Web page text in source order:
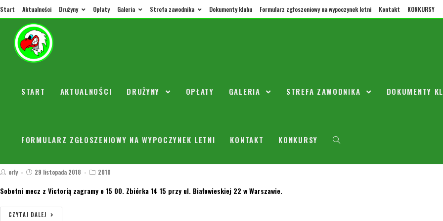
Start Aktualności Drużyny Opłaty Galeria Strefa zawodnika Dokumenty klubu Formularz zgłoszeniowy na wypoczynek letni Kontakt KONKURSY
START AKTUALNOŚCI DRUŻYNY OPŁATY GALERIA STREFA ZAWODNIKA DOKUMENTY
FORMULARZ ZGŁOSZENIOWY NA WYPOCZYNEK LETNI KONTAKT KONKURSY
WIRTUALNA CHOINKA – Dziękujemy …
orly 29 listopada 2018
orly 29 listopada 2018 2010
Sobotni mecz z Victorią zagramy o 15 00. Zbiórka 14 15 przy ul. Białowieskiej 22 w Warszawie.
CZYTAJ DALEJ